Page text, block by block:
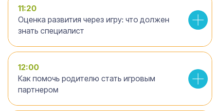
11:20
Оценка развития через игру: что должен
знать специалист
12:00
Как помочь родителю стать игровым
партнером